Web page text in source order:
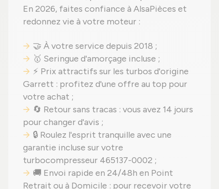
En 2026, faites confiance à AlsaPièces et
redonnez vie à votre moteur :
🤝 À votre service depuis 2018 ;
🥇 Seringue d'amorçage incluse ;
⚡ Prix attractifs sur les turbos d'origine
Garrett : profitez d'une offre au top pour
votre achat ;
🔄 Retour sans tracas : vous avez 14 jours
pour changer d'avis ;
🔒 Roulez l'esprit tranquille avec une
garantie incluse sur votre
turbocompresseur 465137-0002 ;
🚚 Envoi rapide en 24/48h en Point
Retrait ou à Domicile : pour recevoir votre